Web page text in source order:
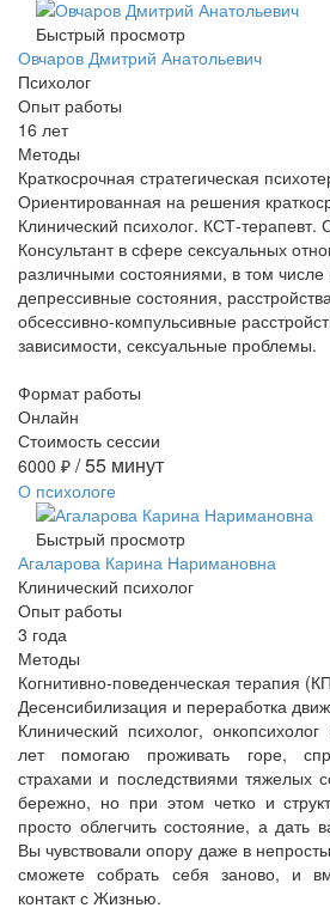
Быстрый просмотр
Овчаров Дмитрий Анатольевич
Психолог
Опыт работы
16 лет
Методы
Краткосрочная стратегическая
Ориентированная на решения
Клинический психолог. КСТ-терапевт.
Консультант в сфере сексуальных
различными состояниями, в том числе
депрессивные состояния,
обсессивно-компульсивные
зависимости, сексуальные проблемы.
Формат работы
Онлайн
Стоимость сессии
6000 ₽ / 55 минут
О психологе
Быстрый просмотр
Агаларова Карина Наримановна
Клинический психолог
Опыт работы
3 года
Методы
Когнитивно-поведенческая терапия
Десенсибилизация и переработка
Клинический психолог,
лет помогаю проживать горе,
страхами и последствиями тяжелых
бережно, но при этом четко и
просто облегчить состояние, а дать
Вы чувствовали опору даже в
сможете собрать себя заново, и
контакт с Жизнью.